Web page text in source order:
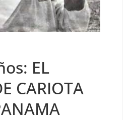
EL
CARIOTA